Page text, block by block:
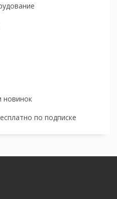
новинок
по подписке